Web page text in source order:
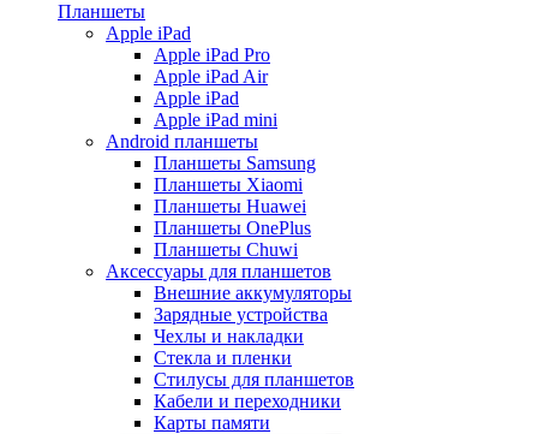
Планшеты
Apple iPad
Apple iPad Pro
Apple iPad Air
Apple iPad
Apple iPad mini
Android планшеты
Планшеты Samsung
Планшеты Xiaomi
Планшеты Huawei
Планшеты OnePlus
Планшеты Chuwi
Аксессуары для планшетов
Внешние аккумуляторы
Зарядные устройства
Чехлы и накладки
Стекла и пленки
Стилусы для планшетов
Кабели и переходники
Карты памяти